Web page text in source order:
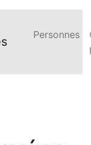
Personnes